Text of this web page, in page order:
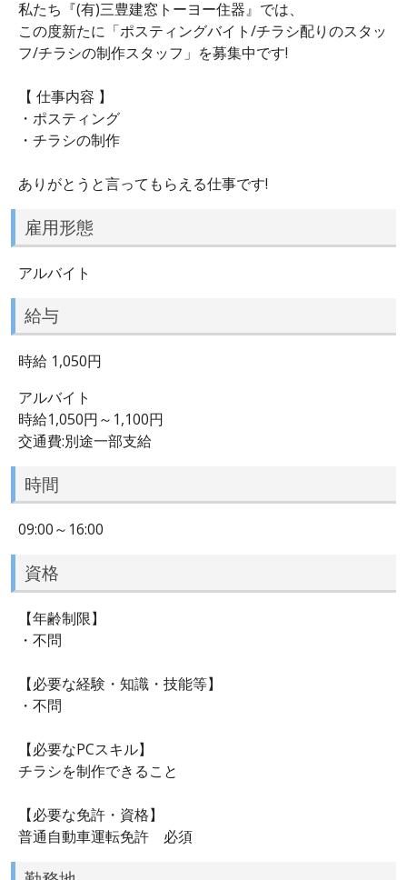
私たち『(有)三豊建窓トーヨー住器』では、
この度新たに「ポスティングバイト/チラシ配りのスタッ
フ/チラシの制作スタッフ」を募集中です!
【 仕事内容 】
・ポスティング
・チラシの制作
ありがとうと言ってもらえる仕事です!
雇用形態
アルバイト
給与
時給 1,050円
アルバイト
時給1,050円～1,100円
交通費:別途一部支給
時間
09:00～16:00
資格
【年齢制限】
・不問
【必要な経験・知識・技能等】
・不問
【必要なPCスキル】
チラシを制作できること
【必要な免許・資格】
普通自動車運転免許 必須